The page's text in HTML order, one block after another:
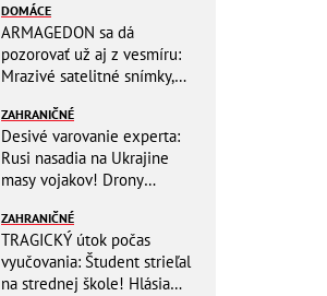
DOMÁCE
ARMAGEDON sa dá
pozorovať už aj z vesmíru:
Mrazivé satelitné snímky,
vode ani stopy!
ZAHRANIČNÉ
Desivé varovanie experta:
Rusi nasadia na Ukrajine
masy vojakov! Drony
ZAHRANIČNÉ
TRAGICKÝ útok počas
vyučovania: Študent strieľal
na strednej škole! Hlásia